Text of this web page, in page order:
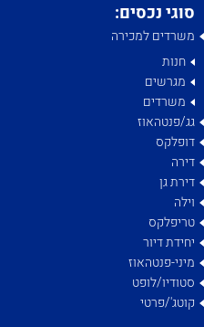
סוגי נכסים:
משרדים למכירה
חנות
מגרשים
משרדים
גג/פנטהאוז
דופלקס
דירה
דירת גן
וילה
טריפלקס
יחידת דיור
מיני-פנטהאוז
סטודיו/לופט
קוטג'/פרטי